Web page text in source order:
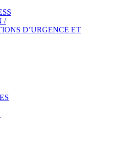
/
D’URGENCE ET